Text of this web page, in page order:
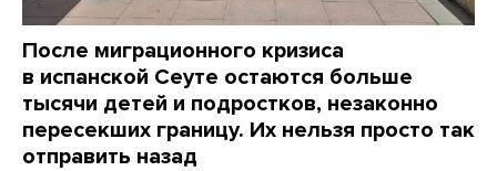
После миграционного кризиса
в испанской Сеуте остаются больше
тысячи детей и подростков, незаконно
пересекших границу. Их нельзя просто так
отправить назад